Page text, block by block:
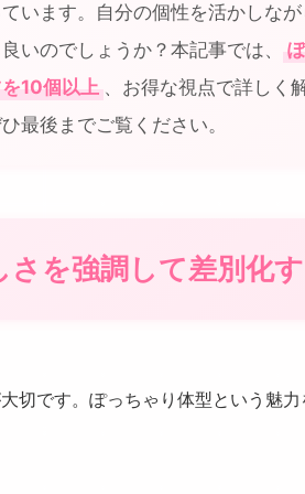
います。自分の個性を活かしな
いのでしょうか？本記事では、
10個以上 、お得な視点で詳しく
最後までご覧ください。
さを強調して差別化
切です。ぽっちゃり体型という魅